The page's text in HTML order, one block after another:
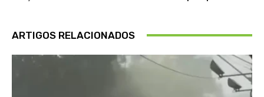
ARTIGOS RELACIONADOS